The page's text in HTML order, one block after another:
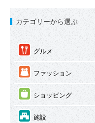
カテゴリーから選ぶ
① グルメ
③ ファッション
⑤ ショッピング
⑦ 施設